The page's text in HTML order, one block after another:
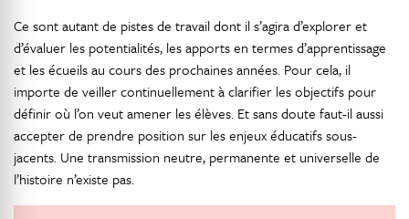
Ce sont autant de pistes de travail dont il s’agira d’explorer et
d’évaluer les potentialités, les apports en termes d’apprentissage
et les écueils au cours des prochaines années. Pour cela, il
importe de veiller continuellement à clarifier les objectifs pour
définir où l’on veut amener les élèves. Et sans doute faut-il aussi
accepter de prendre position sur les enjeux éducatifs sous-
jacents. Une transmission neutre, permanente et universelle de
l’histoire n’existe pas.